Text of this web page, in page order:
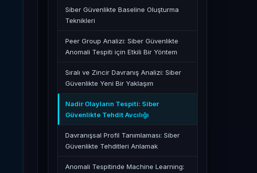
Siber Güvenlikte Baseline Oluşturma
Teknikleri
Peer Group Analizi: Siber Güvenlikte
Anomali Tespiti için Etkili Bir Yöntem
Sıralı ve Zincir Davranış Analizi: Siber
Güvenlikte Yeni Bir Yaklaşım
Nadir Olayların Tespiti: Siber
Güvenlikte Tehdit Avcılığı
Davranışsal Profil Tanımlaması: Siber
Güvenlikte Tehditleri Anlamak
Anomali Tespitinde Machine Learning: